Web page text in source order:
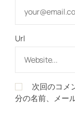
Url
次回のコメ
分の名前、メー